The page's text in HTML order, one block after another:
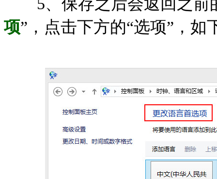
5、保存之后会返回之前
项”，点击下方的“选项”，如